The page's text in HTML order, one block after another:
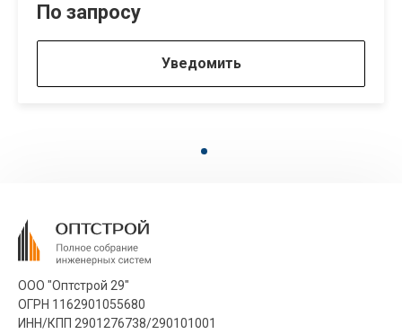
По запросу
Уведомить
ООО "Оптстрой 29"
ОГРН 1162901055680
ИНН/КПП 2901276738/290101001